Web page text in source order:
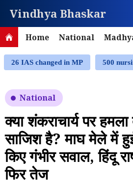
content
Vindhya Bhaskar
Home National
26 IAS changed in MP 500
National
क्या शंकराचार्य पर
साजिश है? माघ मेले में
किए गंभीर सवाल, हिंदू
फिर तेज